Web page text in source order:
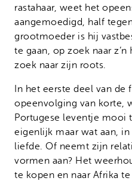
rastahaar, weet het
aangemoedigd, half
grootmoeder is hij
te gaan, op zoek naar z’n
zoek naar zijn roots.
In het eerste deel van
opeenvolging van korte,
Portugese leventje mooi
eigenlijk maar wat aan,
liefde. Of neemt zijn
vormen aan? Het
te kopen en naar Afrika